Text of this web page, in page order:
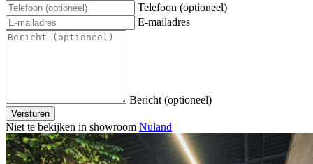
Telefoon (optioneel)
E-mailadres
Bericht (optioneel)
Versturen
Niet te bekijken in showroom Nuland